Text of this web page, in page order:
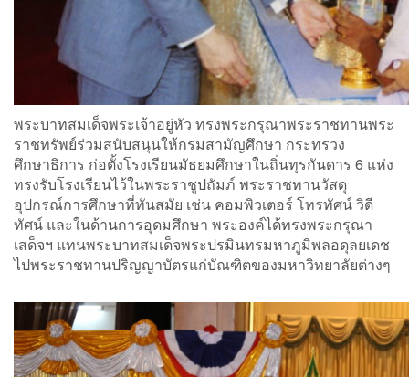
พระบาทสมเด็จพระเจ้าอยู่หัว ทรงพระกรุณาพระราชทานพระ
ราชทรัพย์ร่วมสนับสนุนให้กรมสามัญศึกษา กระทรวง
ศึกษาธิการ ก่อตั้งโรงเรียนมัธยมศึกษาในถิ่นทุรกันดาร 6 แห่ง
ทรงรับโรงเรียนไว้ในพระราชูปถัมภ์ พระราชทานวัสดุ
อุปกรณ์การศึกษาที่ทันสมัย เช่น คอมพิวเตอร์ โทรทัศน์ วิดี
ทัศน์ และในด้านการอุดมศึกษา พระองค์ได้ทรงพระกรุณา
เสด็จฯ แทนพระบาทสมเด็จพระปรมินทรมหาภูมิพลอดุลยเดช
ไปพระราชทานปริญญาบัตรแก่บัณฑิตของมหาวิทยาลัยต่างๆ